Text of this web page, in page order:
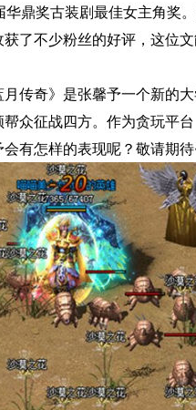
鼎奖古装剧最佳女主角奖
了不少粉丝的好评，这位
传奇》是张馨予一个新的
众征战四方。作为贪玩平
有怎样的表现呢？敬请期